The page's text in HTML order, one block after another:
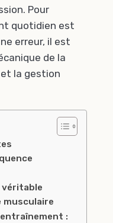
Pour
quotidien est
erreur, il est
de la
la gestion
véritable
musculaire
: